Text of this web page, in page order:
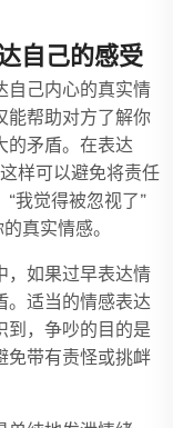
自己的感受
自己内心的真实情
能帮助对方了解你
的矛盾。在表达
样可以避免将责任
我觉得被忽视了”
真实情感。
，如果过早表达情
。适当的情感表达
到，争吵的目的是
免带有责怪或挑衅